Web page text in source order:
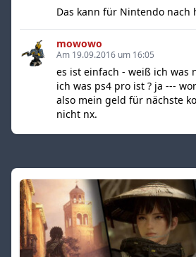
Das kann für Nintendo nach
mowowo
Am 19.09.2016 um 16:05
es ist einfach - weiß ich was
ich was ps4 pro ist ? ja ---
also mein geld für nächste
nicht nx.